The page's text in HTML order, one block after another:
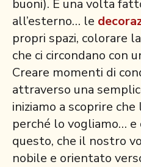
buoni). E una volta
all’esterno… le
propri spazi, colorare
che ci circondano con
Creare momenti di
attraverso una
iniziamo a scoprire che
perché lo vogliamo… e
questo, che il nostro
nobile e orientato